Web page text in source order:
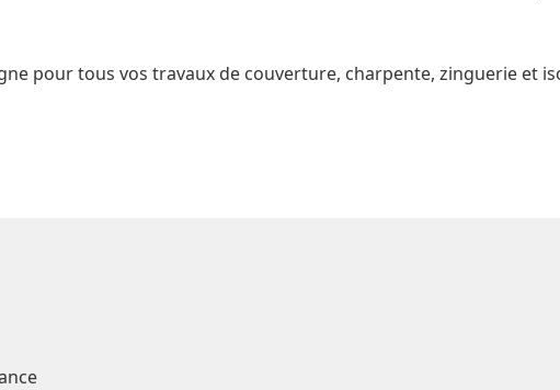
pour tous vos travaux de couverture, charpente, zinguerie et